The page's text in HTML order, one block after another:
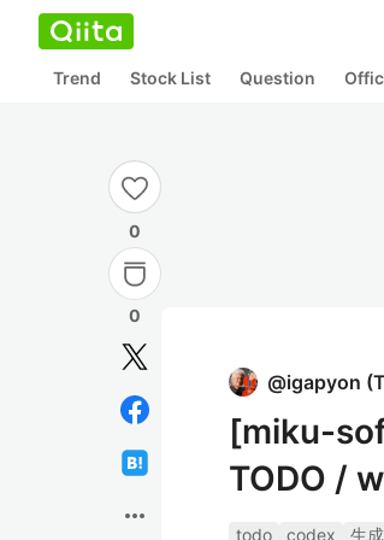
Trend Stock List Question
0
0
more_horiz
@igapyon (
[miku-
TODO /
todo codex 生